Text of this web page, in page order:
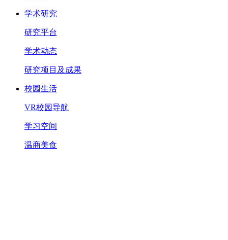
学术研究
研究平台
学术动态
研究项目及成果
校园生活
VR校园导航
学习空间
温商美食